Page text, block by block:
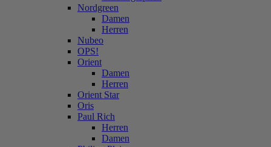
Nordgreen
Damen
Herren
Nubeo
OPS!
Orient
Damen
Herren
Orient Star
Oris
Paul Rich
Herren
Damen